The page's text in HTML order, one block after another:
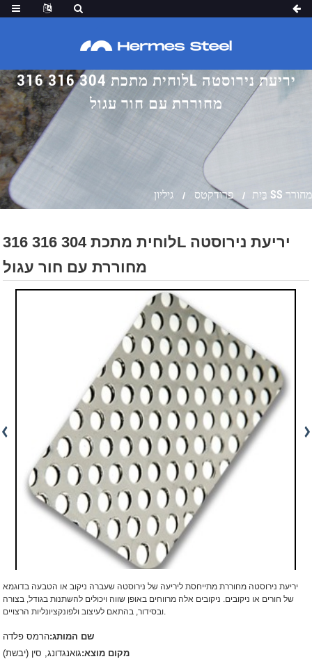
לוחית מתכת 304 316 316L יריעת נירוסטה
מחוררת עם חור עגול
בַּיִת פרודקטס גיליון SS מחורר
לוחית מתכת 304 316 316L יריעת נירוסטה
מחוררת עם חור עגול
יריעת נירוסטה מחוררת מתייחסת ליריעה של נירוסטה שעברה ניקוב או הטבעה בדוגמא
של חורים או ניקובים. ניקובים אלה מרווחים באופן שווה ויכולים להשתנות בגודל, בצורה
ובסידור, בהתאם לעיצוב ולפונקציונליות הרצויים.
שם המותג:הרמס פלדה
מקום מוצא:גואנגדונג, סין (יבשת)